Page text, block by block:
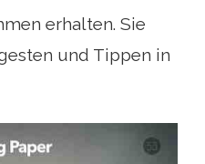
erhalten. Sie
und Tippen in